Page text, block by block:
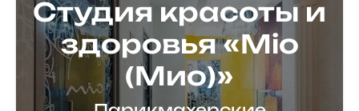
Студия красоты и
здоровья «Mio
(Мио)»